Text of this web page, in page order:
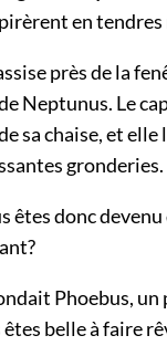
en
près de la
Neptunus. Le
sa chaise, et elle
gronderies.
êtes donc
Phoebus, un
belle à faire